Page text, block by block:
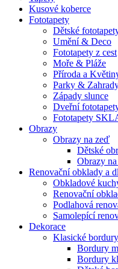
Kusové koberce
Fototapety
Dětské
Umění & Deco
Fototapety z cest
Moře & Pláže
Příroda a
Parky &
Západy slunce
Dveřní
Fototapety
Obrazy
Obrazy na zeď
Dětské
Obrazy
Renovační obklady a
Obkladové
Renovační
Podlahová
Samolepící
Dekorace
Klasické bordury
Bordury
Bordury